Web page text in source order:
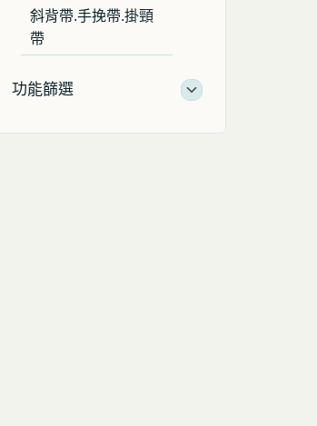
斜背帶.手挽帶.掛頸
帶
功能篩選